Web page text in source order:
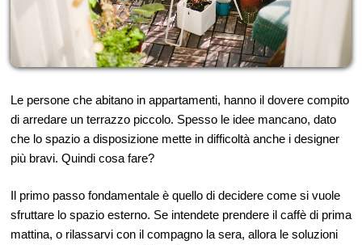
Le persone che abitano in appartamenti, hanno il dovere compito
di arredare un terrazzo piccolo. Spesso le idee mancano, dato
che lo spazio a disposizione mette in difficoltà anche i designer
più bravi. Quindi cosa fare?
Il primo passo fondamentale è quello di decidere come si vuole
sfruttare lo spazio esterno. Se intendete prendere il caffè di prima
mattina, o rilassarvi con il compagno la sera, allora le soluzioni